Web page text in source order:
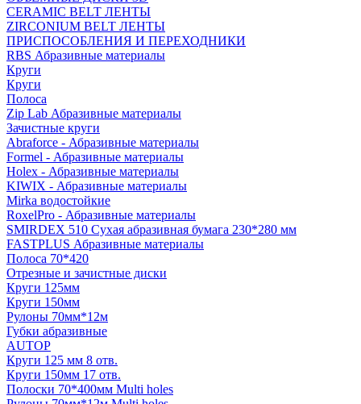
CERAMIC BELT ЛЕНТЫ
ZIRCONIUM BELT ЛЕНТЫ
ПРИСПОСОБЛЕНИЯ И ПЕРЕХОДНИКИ
RBS Абразивные материалы
Круги
Круги
Полоса
Zip Lab Абразивные материалы
Зачистные круги
Abraforce - Абразивные материалы
Formel - Абразивные материалы
Holex - Абразивные материалы
KIWIX - Абразивные материалы
Mirka водостойкие
RoxelPro - Абразивные материалы
SMIRDEX 510 Сухая абразивная бумага 230*280 мм
FASTPLUS Абразивные материалы
Полоса 70*420
Отрезные и зачистные диски
Круги 125мм
Круги 150мм
Рулоны 70мм*12м
Губки абразивные
AUTOP
Круги 125 мм 8 отв.
Круги 150мм 17 отв.
Полоски 70*400мм Multi holes